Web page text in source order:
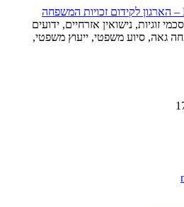
זוגיות, נישואין אזרחיים, ידועים
גאה, סיוע משפטי, ייעוץ משפטי,